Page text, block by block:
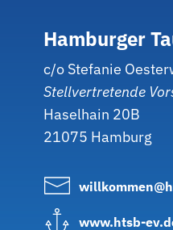
Hamburger
c/o Stefanie
Stellvertretende
Haselhain 20B
21075 Hamburg
www.htsb-